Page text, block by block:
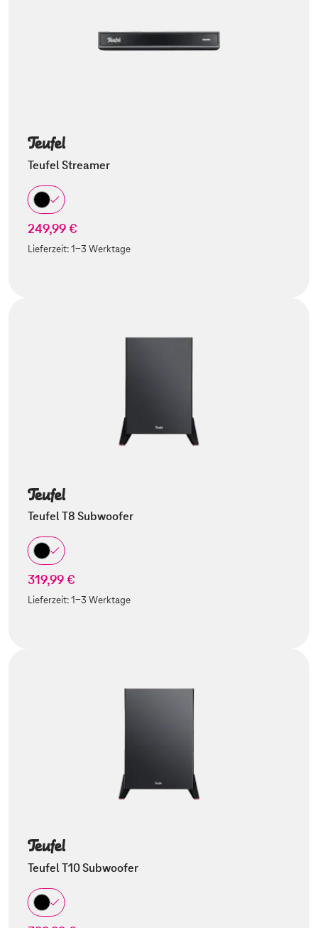
Teufel Streamer
249,99 €
Lieferzeit:1-3 Werktage
Teufel T8 Subwoofer
319,99 €
Lieferzeit:1-3 Werktage
Teufel T10 Subwoofer